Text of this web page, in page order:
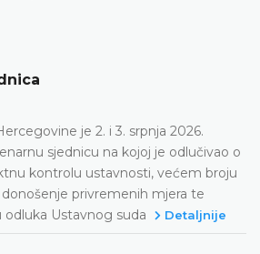
je 2. i 3. srpnja 2026.
sjednicu na kojoj je odlučivao o
kontrolu ustavnosti, većem broju
donošenje privremenih mjera te
odluka Ustavnog suda
Detaljnije